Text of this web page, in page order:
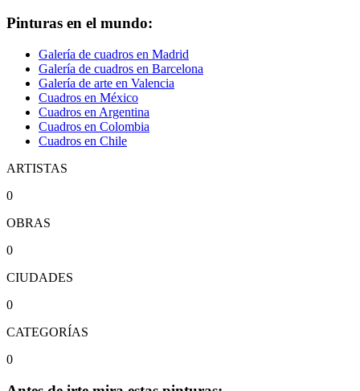
Pinturas en el mundo:
Galería de cuadros en Madrid
Galería de cuadros en Barcelona
Galería de arte en Valencia
Cuadros en México
Cuadros en Argentina
Cuadros en Colombia
Cuadros en Chile
ARTISTAS
0
OBRAS
0
CIUDADES
0
CATEGORÍAS
0